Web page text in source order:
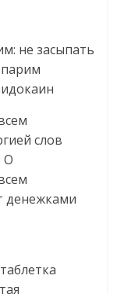
не засыпать
слов
О
денежками